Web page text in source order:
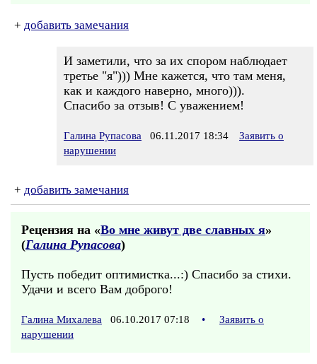
+ добавить замечания
И заметили, что за их спором наблюдает
третье "я"))) Мне кажется, что там меня,
как и каждого наверно, много))).
Спасибо за отзыв! С уважением!
Галина Рупасова 06.11.2017 18:34
Заявить о
нарушении
+ добавить замечания
Рецензия на «Во мне живут две славных я»
(Галина Рупасова)
Пусть победит оптимистка...:) Спасибо за стихи.
Удачи и всего Вам доброго!
Галина Михалева 06.10.2017 07:18 •
Заявить о
нарушении